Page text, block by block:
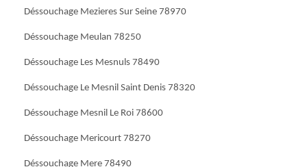
Déssouchage Mezieres Sur Seine 78970
Déssouchage Meulan 78250
Déssouchage Les Mesnuls 78490
Déssouchage Le Mesnil Saint Denis 78320
Déssouchage Mesnil Le Roi 78600
Déssouchage Mericourt 78270
Déssouchage Mere 78490